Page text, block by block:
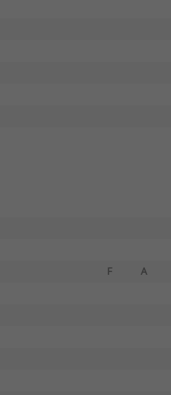
F A